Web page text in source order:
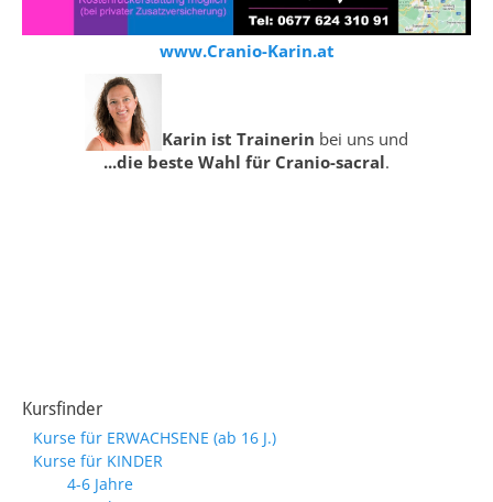
www.Cranio-Karin.at
Karin ist Trainerin bei uns und
...die beste Wahl für Cranio-sacral.
Kursfinder
Kurse für ERWACHSENE (ab 16 J.)
Kurse für KINDER
4-6 Jahre